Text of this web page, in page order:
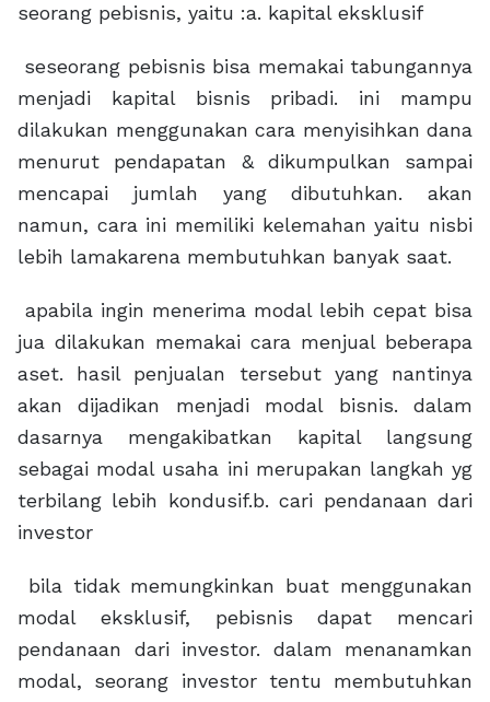
seorang pebisnis, yaitu :a. kapital eksklusif
seseorang pebisnis bisa memakai tabungannya
menjadi kapital bisnis pribadi. ini mampu
dilakukan menggunakan cara menyisihkan dana
menurut pendapatan & dikumpulkan sampai
mencapai jumlah yang dibutuhkan. akan
namun, cara ini memiliki kelemahan yaitu nisbi
lebih lamakarena membutuhkan banyak saat.
apabila ingin menerima modal lebih cepat bisa
jua dilakukan memakai cara menjual beberapa
aset. hasil penjualan tersebut yang nantinya
akan dijadikan menjadi modal bisnis. dalam
dasarnya mengakibatkan kapital langsung
sebagai modal usaha ini merupakan langkah yg
terbilang lebih kondusif.b. cari pendanaan dari
investor
bila tidak memungkinkan buat menggunakan
modal eksklusif, pebisnis dapat mencari
pendanaan dari investor. dalam menanamkan
modal, seorang investor tentu membutuhkan